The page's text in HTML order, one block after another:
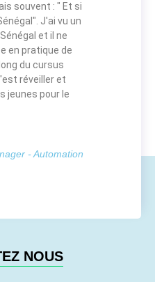
souvent : " Et si
J'ai vu un
et il ne
en pratique de
du cursus
réveiller et
jeunes pour le
- Automation
NOUS